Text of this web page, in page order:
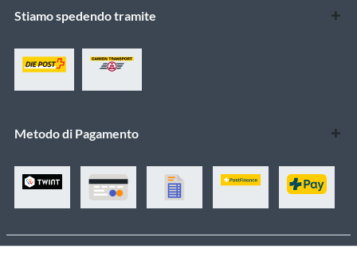
Stiamo spedendo tramite
Metodo di Pagamento